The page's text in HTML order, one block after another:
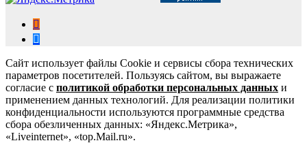
Сайт использует файлы Cookie и сервисы сбора технических
параметров посетителей. Пользуясь сайтом, вы выражаете
согласие с политикой обработки персональных данных и
применением данных технологий. Для реализации политики
конфиденциальности используются программные средства
сбора обезличенных данных: «Яндекс.Метрика»,
«Liveinternet», «top.Mail.ru».